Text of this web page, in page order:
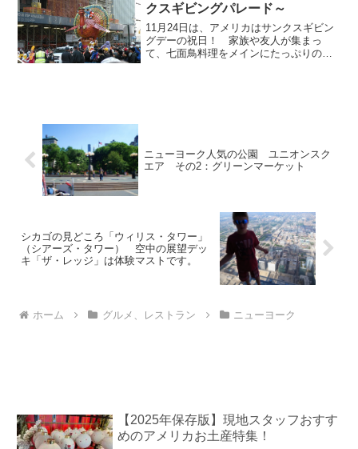
クスギビングパレード～
11月24日は、アメリカはサンクスギビン
グデーの祝日！ 家族や友人が集まっ
て、七面鳥料理をメインにたっぷりの食
ニューヨーク人気の公園 ユニオンスク
エア その2：グリーンマーケット
シカゴの見どころ「ウィリス・タワー」
（シアーズ・タワー） 空中の展望デッ
キ「ザ・レッジ」は体験マストです。
ホーム グルメ、レストラン ニューヨーク
【2025年保存版】現地スタッフおすす
めのアメリカお土産特集！